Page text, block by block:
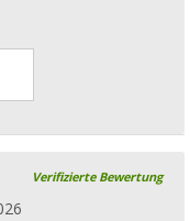
Verifizierte Bewertung